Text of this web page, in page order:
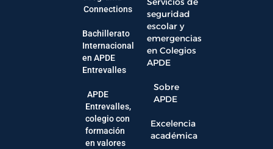
Connections
Bachillerato
Internacional
en APDE
Entrevalles
APDE
Entrevalles,
colegio con
formación
en valores
seguridad
escolar y
emergencias
en Colegios
APDE
Sobre
APDE
Excelencia
académica